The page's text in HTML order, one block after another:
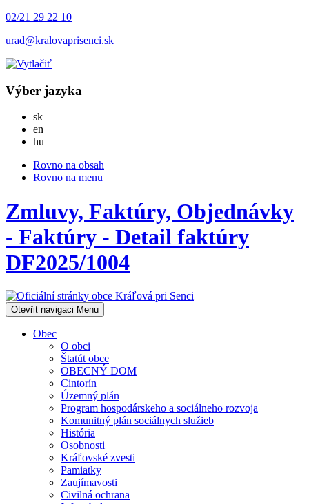
02/21 29 22 10
urad@kralovaprisenci.sk
Výber jazyka
skSlovensky
en
hu
Rovno na obsah
Rovno na menu
Zmluvy, Faktúry, Objednávky
- Faktúry - Detail faktúry
DF2025/1004
Otevřit navigaci Menu
Obec
O obci
Štatút obce
OBECNÝ DOM
Cintorín
Územný plán
Program hospodárskeho a sociálneho rozvoja
Komunitný plán sociálnych služieb
História
Osobnosti
Kráľovské zvesti
Pamiatky
Zaujímavosti
Civilná ochrana